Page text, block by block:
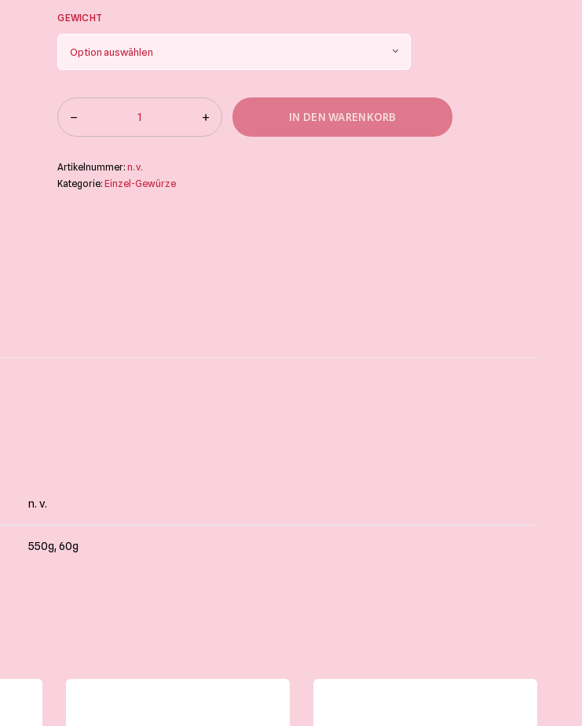
GEWICHT
IN DEN WARENKORB
Artikelnummer:n. v.
Kategorie:Einzel-Gewürze
n. v.
550g, 60g